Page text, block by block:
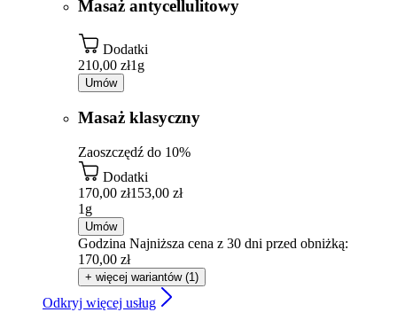
Masaż antycellulitowy
Dodatki
210,00 zł1g
Umów
Masaż klasyczny
Zaoszczędź do 10%
Dodatki
170,00 zł153,00 zł
1g
Umów
Godzina Najniższa cena z 30 dni przed obniżką:
170,00 zł
+ więcej wariantów (1)
Odkryj więcej usług